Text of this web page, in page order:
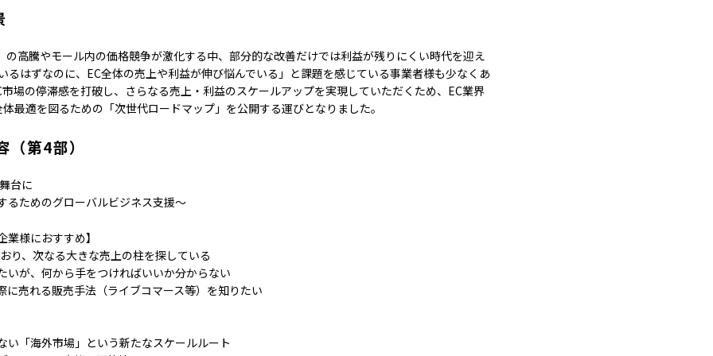
の高騰やモール内の価格競争が激化する中、部分的な改善だけでは利益が残りにくい時代を迎え
るはずなのに、EC全体の売上や利益が伸び悩んでいる」と課題を感じている事業者様も少なくあ
場の停滞感を打破し、さらなる売上・利益のスケールアップを実現していただくため、EC業界
最適を図るための「次世代ロードマップ」を公開する運びとなりました。
第4部）
台に
るためのグローバルビジネス支援～
様におすすめ】
り、次なる大きな売上の柱を探している
いが、何から手をつければいいか分からない
に売れる販売手法（ライブコマース等）を知りたい
い「海外市場」という新たなスケールルート